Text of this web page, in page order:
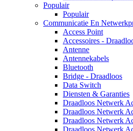
Populair
Populair
Communicatie En
Access Point
Accessoires -
Antenne
Antennekabels
Bluetooth
Bridge - Draadloos
Data Switch
Diensten & Garanties
Draadloos Netwerk
Draadloos Netwerk
Draadloos Netwerk
Draadloos Netwerk